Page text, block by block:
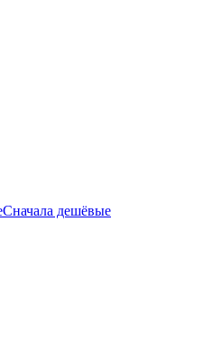
Сначала дешёвые